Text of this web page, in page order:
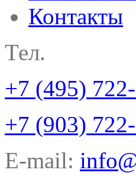
Контакты
Тел.
+7 (495)
+7 (903)
E-mail: